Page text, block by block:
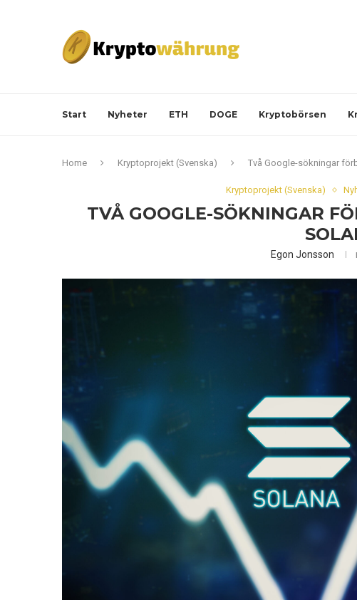
Start Nyheter ETH DOGE Kryptobörsen
Home Kryptoprojekt (Svenska) Två Google-sökningar
Kryptoprojekt (Svenska)
TVÅ GOOGLE-SÖKNINGAR
Egon Jonsson